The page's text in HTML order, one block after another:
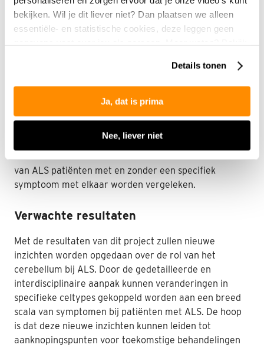
bekijken. Wil je dit liever niet? Dan plaatsen we alleen
essentiële- en statistische cookies, deze leggen geen
Details tonen
Ja, dat is prima
Nee, liever niet
maken. Om het volledige scala van de functies van het
cerebellum, en daarmee de grote variabiliteit aan
alsmede de cerebellaire dentate nucleus worden
onderzocht. Aan de hand van deze kleuringen van het
hersenweefsel kan de dichtheid en de vorm van
verschillende celtypes geanalyseerd worden. Deze
informatie uit het medische dossier van donoren.
van ALS patiënten met en zonder een specifiek
symptoom met elkaar worden vergeleken.
Verwachte resultaten
Met de resultaten van dit project zullen nieuwe
inzichten worden opgedaan over de rol van het
cerebellum bij ALS. Door de gedetailleerde en
interdisciplinaire aanpak kunnen veranderingen in
specifieke celtypes gekoppeld worden aan een breed
scala van symptomen bij patiënten met ALS. De hoop
is dat deze nieuwe inzichten kunnen leiden tot
aanknopingspunten voor toekomstige behandelingen